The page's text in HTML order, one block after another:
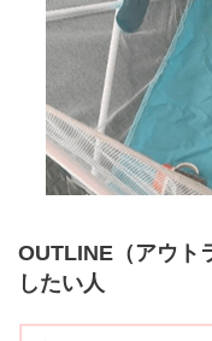
OUTLINE（アウト
したい人